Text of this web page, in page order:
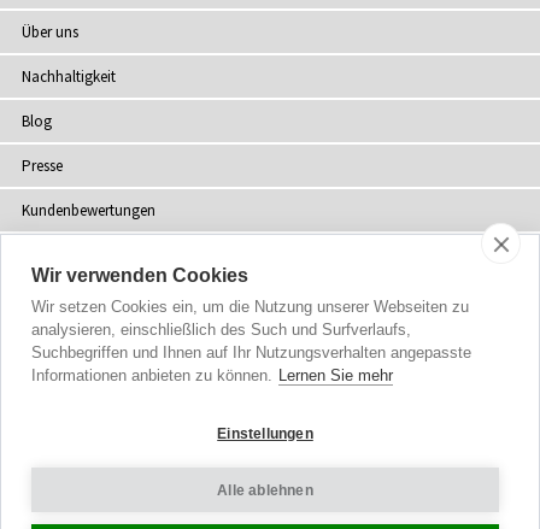
Über uns
Nachhaltigkeit
Blog
Presse
Kundenbewertungen
Sitemap
© 2002-2026 Tiffany Rose Ltd. Alle Rechte vorbehalten.
Cookie-Einstellungen|Impressum
Wir verwenden Cookies
Wir setzen Cookies ein, um die Nutzung unserer Webseiten zu
analysieren, einschließlich des Such und Surfverlaufs,
Suchbegriffen und Ihnen auf Ihr Nutzungsverhalten angepasste
Informationen anbieten zu können. Lernen Sie mehr
Einstellungen
Alle ablehnen